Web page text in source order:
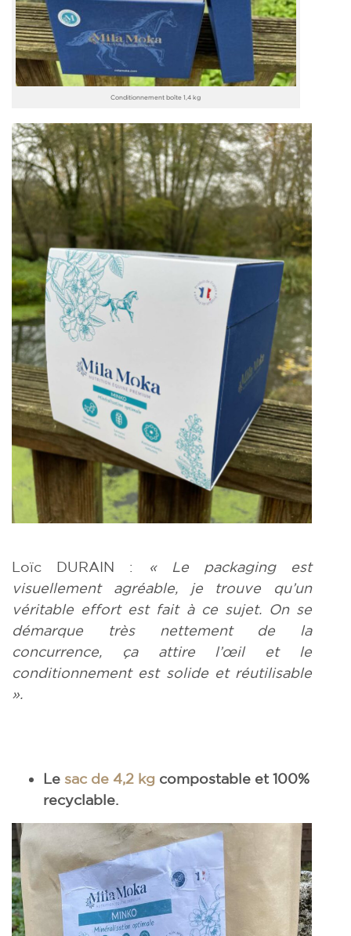
Conditionnement boîte 1,4 kg
Loïc DURAIN :
« Le packaging est
visuellement agréable, je trouve qu’un
véritable effort est fait à ce sujet. On se
démarque très nettement de la
concurrence, ça attire l’œil et le
conditionnement est solide et réutilisable
».
Le sac de 4,2 kg compostable et 100%
recyclable.